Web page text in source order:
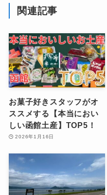
関連記事
お菓子好きスタッフがオ
ススメする【本当におい
しい函館土産】TOP5！
2026年1月16日